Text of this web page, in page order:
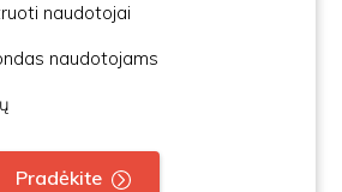
naudotojai
naudotojams
Pradėkite